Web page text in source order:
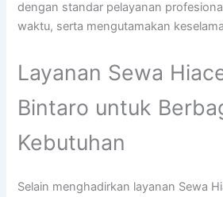
dengan standar pelayanan
waktu, serta mengutamakan
Layanan Sewa
Bintaro untuk
Kebutuhan
Selain menghadirkan layanan Sewa